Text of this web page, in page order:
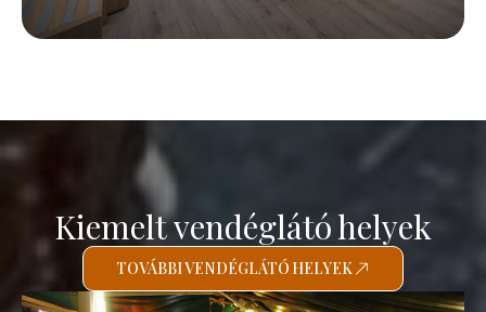
Kiemelt vendéglátó helyek
TOVÁBBI VENDÉGLÁTÓ HELYEK